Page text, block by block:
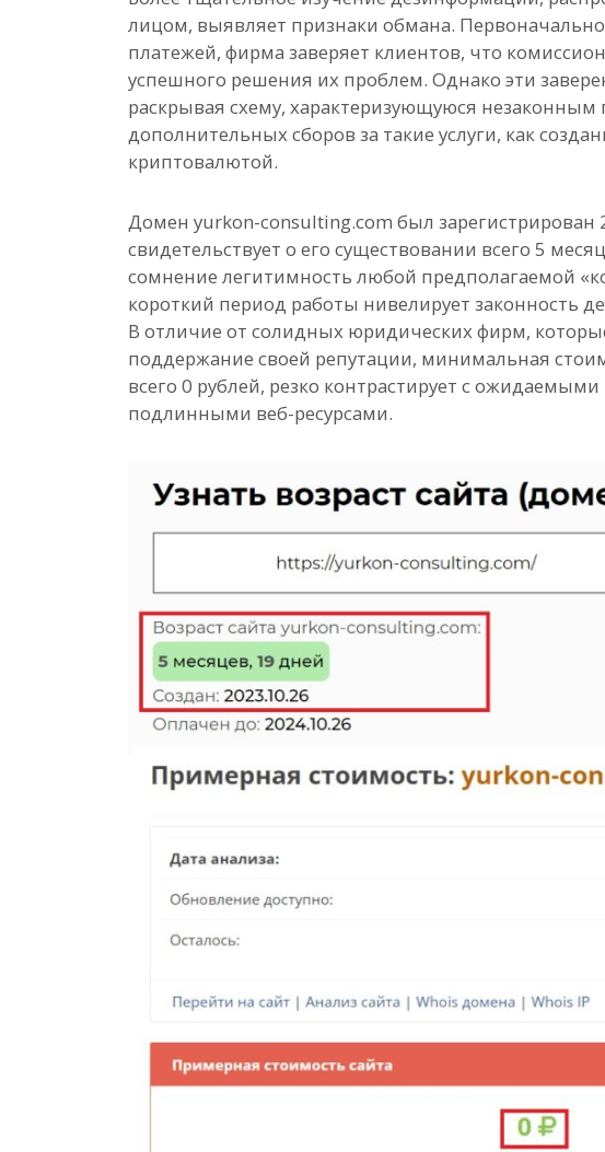
лицом, выявляет признаки обмана.
платежей, фирма заверяет клиентов, что
успешного решения их проблем. Однако эти
раскрывая схему, характеризующуюся
дополнительных сборов за такие услуги, как
криптовалютой.
Домен yurkon-consulting.com был зарегистрирован
свидетельствует о его существовании всего 5
сомнение легитимность любой предполагаемой
короткий период работы нивелирует законность
В отличие от солидных юридических фирм,
поддержание своей репутации, минимальная
всего 0 рублей, резко контрастирует с
подлинными веб-ресурсами.